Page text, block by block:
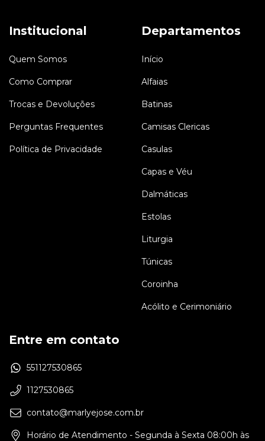
Institucional
Quem Somos
Como Comprar
Trocas e Devoluções
Perguntas Frequentes
Política de Privacidade
Departamentos
Início
Alfaias
Batinas
Camisas Clericas
Casulas
Capas e Véu
Dalmáticas
Estolas
Liturgia
Túnicas
Coroinha
Acólito e Cerimoniário
Entre em contato
551127530865
1127530865
contato@marlyejose.com.br
Horário de Atendimento - Segunda à Sexta 08:00h às